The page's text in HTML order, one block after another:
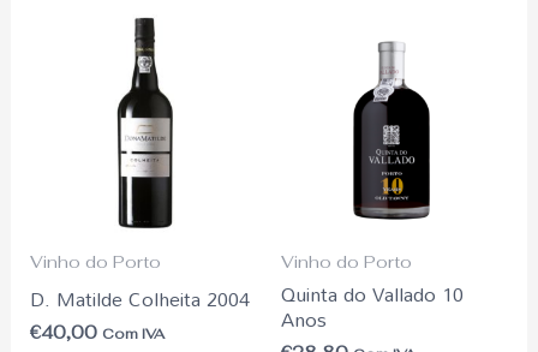
Vinho do Porto
D. Matilde Colheita 2004
€40,00 Com IVA
Vinho do Porto
Quinta do Vallado 10
Anos